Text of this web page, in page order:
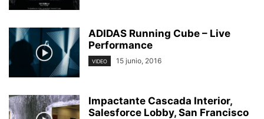
ADIDAS Running Cube – Live
Performance
VIDEO 15 junio, 2016
Impactante Cascada Interior,
Salesforce Lobby, San Francisco